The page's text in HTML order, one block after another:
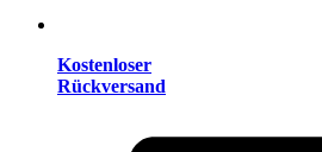
Kostenloser
Rückversand